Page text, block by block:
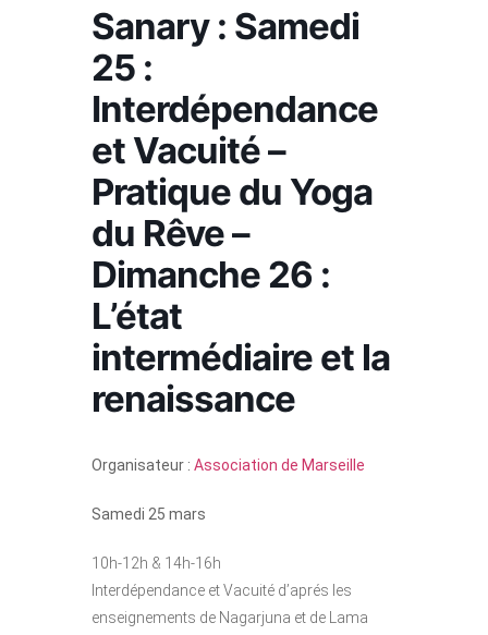
Sanary : Samedi
25 :
Interdépendance
et Vacuité –
Pratique du Yoga
du Rêve –
Dimanche 26 :
L’état
intermédiaire et la
renaissance
Organisateur : Association de Marseille
Samedi 25 mars
10h-12h & 14h-16h
Interdépendance et Vacuité d’aprés les
enseignements de Nagarjuna et de Lama